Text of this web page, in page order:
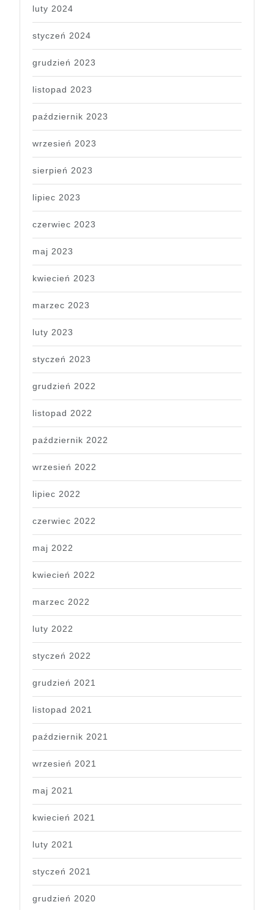
luty 2024
styczeń 2024
grudzień 2023
listopad 2023
październik 2023
wrzesień 2023
sierpień 2023
lipiec 2023
czerwiec 2023
maj 2023
kwiecień 2023
marzec 2023
luty 2023
styczeń 2023
grudzień 2022
listopad 2022
październik 2022
wrzesień 2022
lipiec 2022
czerwiec 2022
maj 2022
kwiecień 2022
marzec 2022
luty 2022
styczeń 2022
grudzień 2021
listopad 2021
październik 2021
wrzesień 2021
maj 2021
kwiecień 2021
luty 2021
styczeń 2021
grudzień 2020